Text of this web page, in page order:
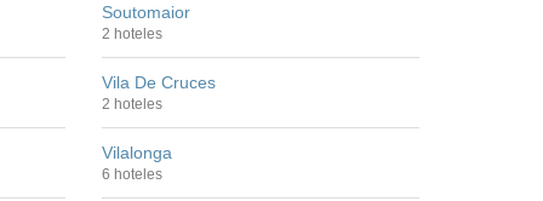
Soutomaior
2 hoteles
Vila De Cruces
2 hoteles
Vilalonga
6 hoteles